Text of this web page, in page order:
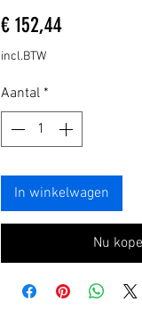
€ 152,44Prijs
incl.BTW
Aantal *
In winkelwagen
Nu